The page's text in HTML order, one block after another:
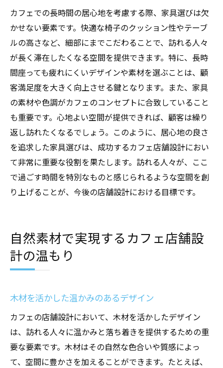
カフェでの長時間の居心地を考慮する際、家具選びは欠
かせない要素です。快適な椅子のクッション性やテーブ
ルの高さなど、細部にまでこだわることで、訪れる人々
が長く滞在したくなる空間を提供できます。特に、長時
間座っても疲れにくいデザインや素材を選ぶことは、顧
客満足度を大きく向上させる鍵となります。また、家具
の素材や色調がカフェのコンセプトに合致していること
も重要です。心地よい空間が提供できれば、顧客は繰り
返し訪れたくなるでしょう。このように、居心地の良さ
を追求した家具選びは、成功するカフェ店舗設計におい
て非常に重要な役割を果たします。訪れる人々が、ここ
で過ごす時間を特別なものと感じられるような空間を創
り上げることが、今後の店舗設計における目標です。
自然素材で実現するカフェ店舗設
計の温もり
木材を活かした温かみのあるデザイン
カフェの店舗設計において、木材を活かしたデザイン
は、訪れる人々に温かみと落ち着きを提供するための重
要な要素です。木材はその自然な色合いや質感によっ
て、空間に豊かさを加えることができます。たとえば、